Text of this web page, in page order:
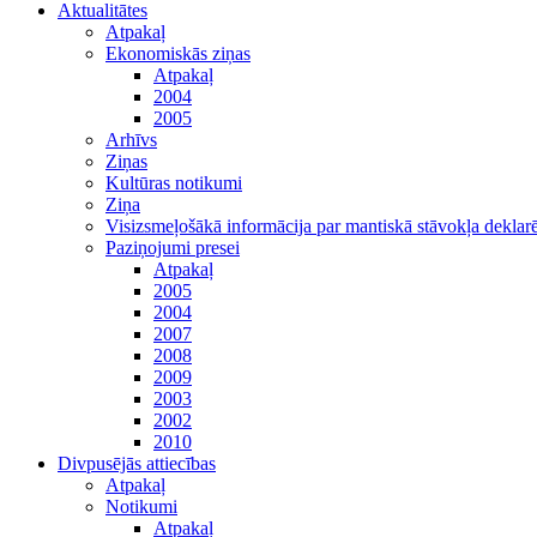
Aktualitātes
Atpakaļ
Ekonomiskās ziņas
Atpakaļ
2004
2005
Arhīvs
Ziņas
Kultūras notikumi
Ziņa
Visizsmeļošākā informācija par mantiskā stāvokļa
Paziņojumi presei
Atpakaļ
2005
2004
2007
2008
2009
2003
2002
2010
Divpusējās attiecības
Atpakaļ
Notikumi
Atpakaļ